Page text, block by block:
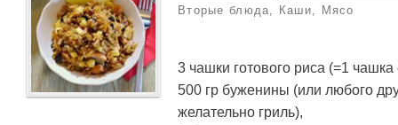
Вторые блюда Каши Мясо
3 чашки готового риса (=1 чашка
500 гр буженины (или любого
желательно гриль),